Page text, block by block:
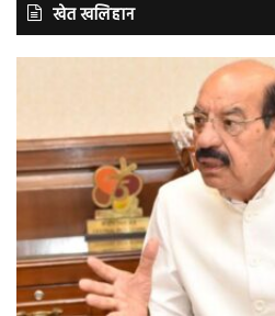
खेत खलिहान